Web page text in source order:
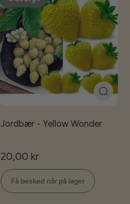
Jordbær - Yellow Wonder
20,00 kr
Få besked når på lager